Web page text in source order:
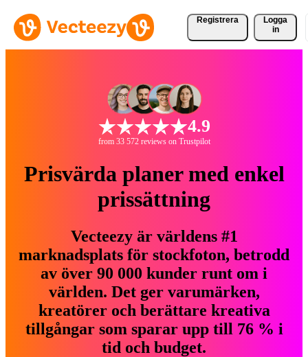
Registrera
Logga
in
4.9
from 33 572 reviews on Trustpilot
Prisvärda planer med enkel
prissättning
Vecteezy är världens #1
marknadsplats för stockfoton, betrodd
av över 90 000 kunder runt om i
världen. Det ger varumärken,
kreatörer och berättare kreativa
tillgångar som sparar upp till 76 % i
tid och budget.